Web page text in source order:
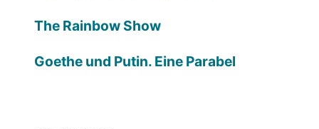
The Rainbow Show
Goethe und Putin. Eine Parabel